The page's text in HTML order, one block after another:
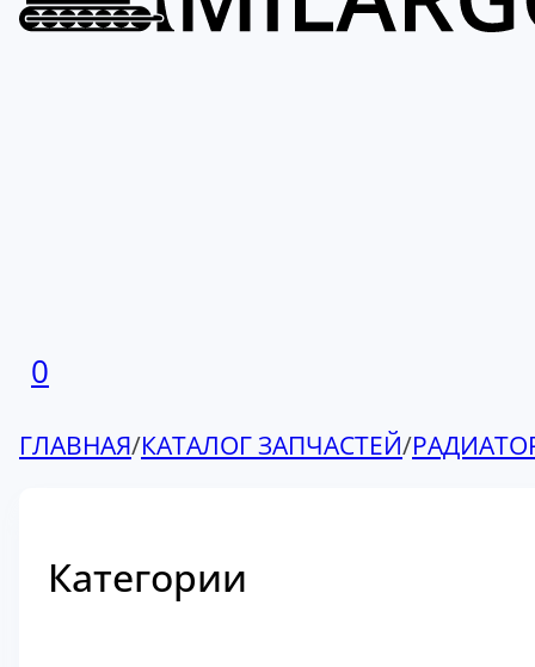
0
ГЛАВНАЯ/КАТАЛОГ ЗАПЧАСТЕЙ/
Категории